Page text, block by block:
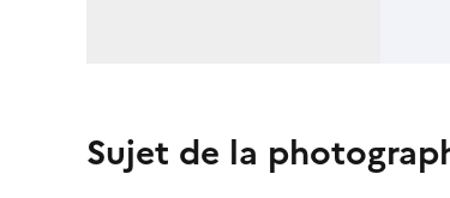
Sujet de la